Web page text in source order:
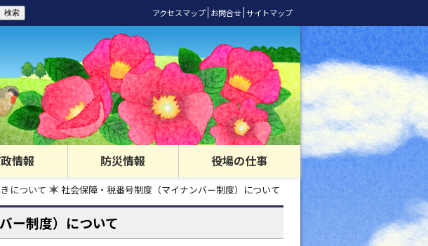
アクセスマップ お問合せ サイトマップ
情報 防災情報 役場の仕事
について 社会保障・税番号制度（マイナンバー制度）について
ー制度）について